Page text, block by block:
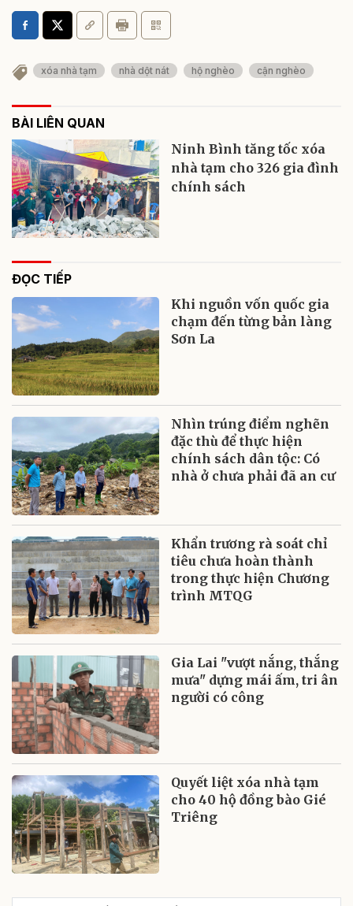
xóa nhà tạm nhà dột nát hộ nghèo cận nghèo
BÀI LIÊN QUAN
Ninh Bình tăng tốc xóa
nhà tạm cho 326 gia đình
chính sách
ĐỌC TIẾP
Khi nguồn vốn quốc gia
chạm đến từng bản làng
Sơn La
Nhìn trúng điểm nghẽn
đặc thù để thực hiện
chính sách dân tộc: Có
nhà ở chưa phải đã an cư
Khẩn trương rà soát chỉ
tiêu chưa hoàn thành
trong thực hiện Chương
trình MTQG
Gia Lai "vượt nắng, thắng
mưa" dựng mái ấm, tri ân
người có công
Quyết liệt xóa nhà tạm
cho 40 hộ đồng bào Gié
Triêng